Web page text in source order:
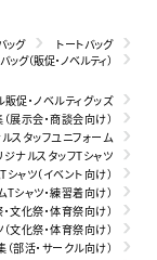
ッグ
トートバッグ
ッグ（販促・ノベルティ）
促・ノベルティグッズ
展示会・商談会向け）
スタッフユニフォーム
ジナルスタッフTシャツ
ャツ（イベント向け）
シャツ・練習着向け）
文化祭・体育祭向け）
文化祭・体育祭向け）
部活・サークル向け）